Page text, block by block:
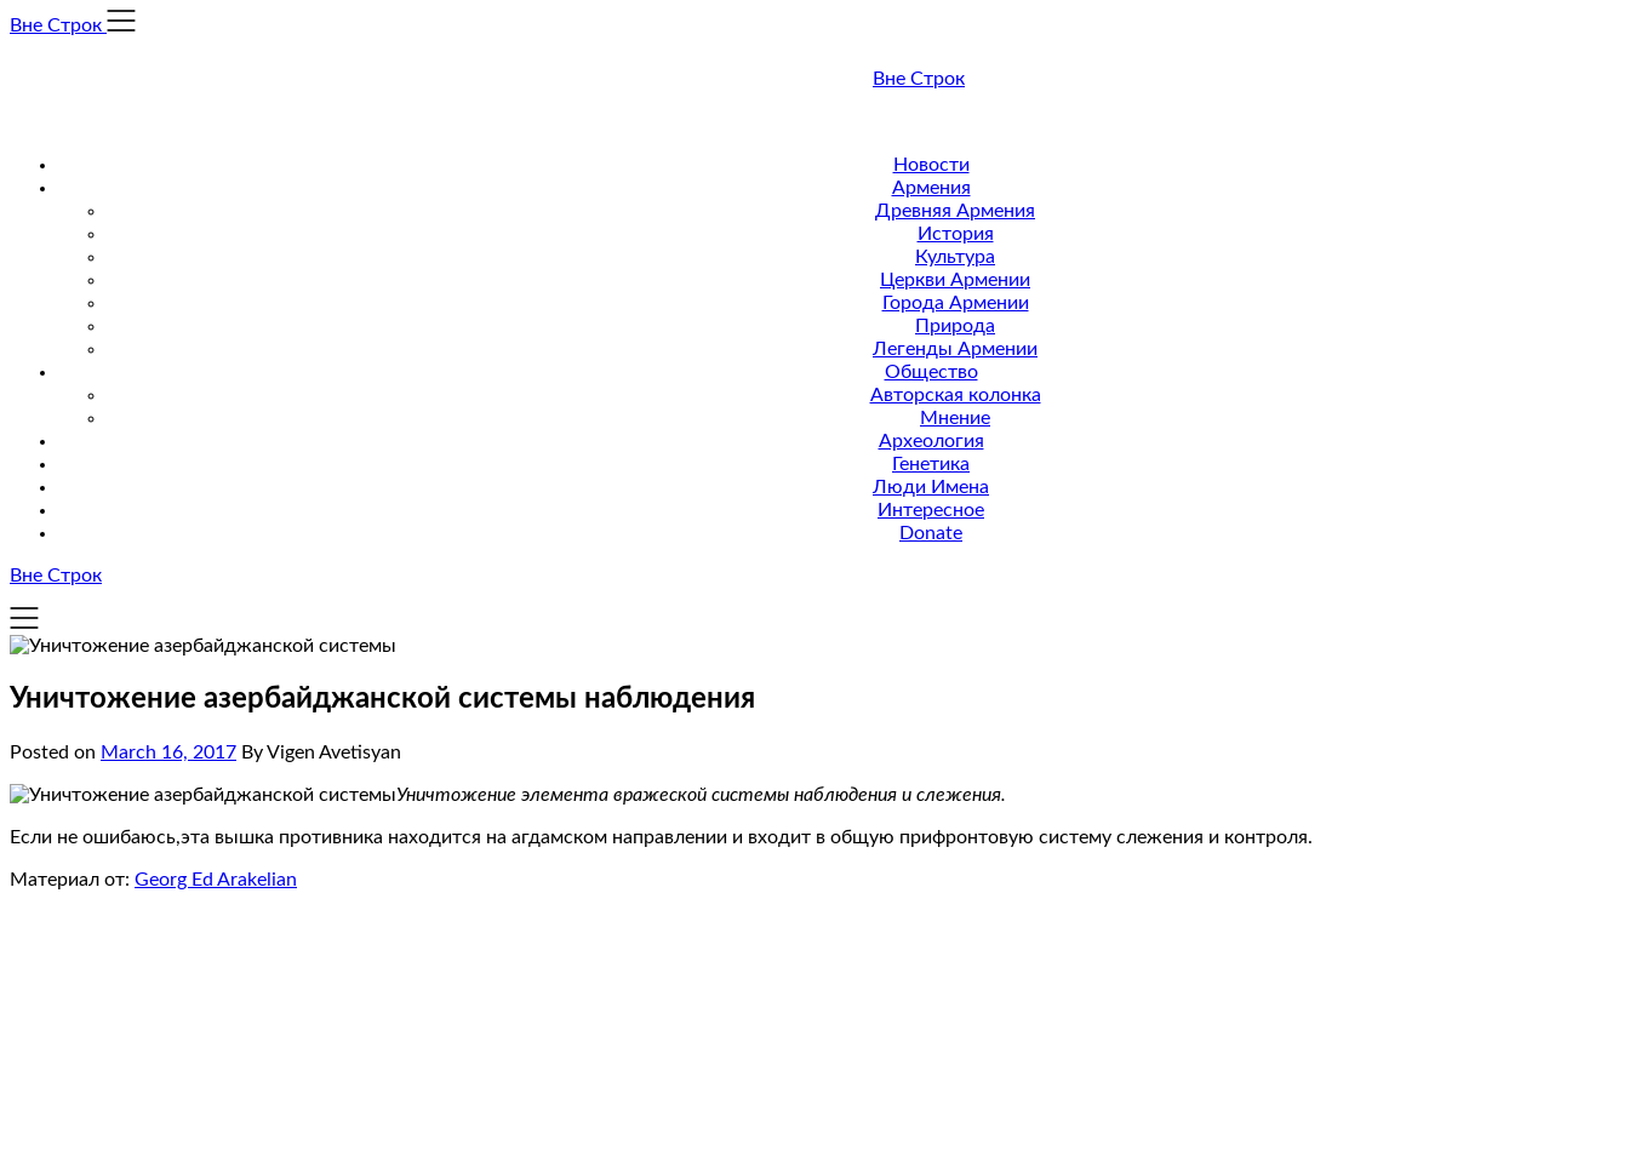
Skip
Вне Строк
Вне Строк
Новости
Армения
Древняя Армения
История
Культура
Церкви Армении
Города Армении
Природа
Легенды Армении
Общество
Авторская колонка
Мнение
Археология
Генетика
Люди Имена
Интересное
Donate
Вне Строк
Уничтожение азербайджанской системы наблюдения
Posted on March 16, 2017 By Vigen Avetisyan
Уничтожение элемента вражеской системы наблюдения и слежения.
Если не ошибаюсь,эта вышка противника находится на агдамском направлении и входит в общую прифронтовую систему слежения и контроля.
Материал от: Georg Ed Arakelian